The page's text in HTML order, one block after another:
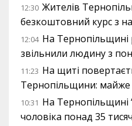
12:30 Жителів
безкоштовний курс з
12:04 На Тернопільщині
звільнили людину з
11:23 На щиті
Тернопільщини: майже
10:31 На Тернопільщині
чоловіка понад 35